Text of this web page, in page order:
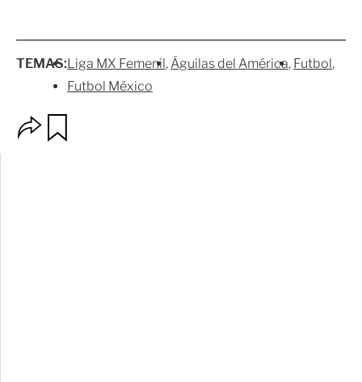
TEMAS:Liga MX Femenil Águilas del América Futbol
Futbol México
p